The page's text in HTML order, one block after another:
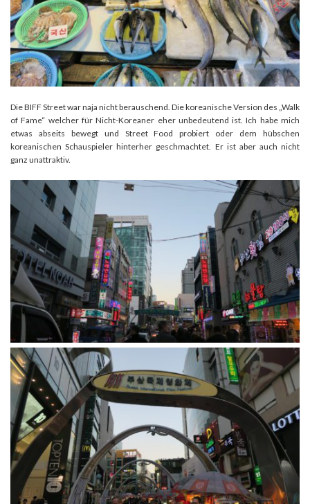
Die BIFF Street war naja nicht berauschend. Die koreanische Version des „Walk
of Fame“ welcher für Nicht-Koreaner eher unbedeutend ist. Ich habe mich
etwas abseits bewegt und Street Food probiert oder dem hübschen
koreanischen Schauspieler hinterher geschmachtet. Er ist aber auch nicht
ganz unattraktiv.